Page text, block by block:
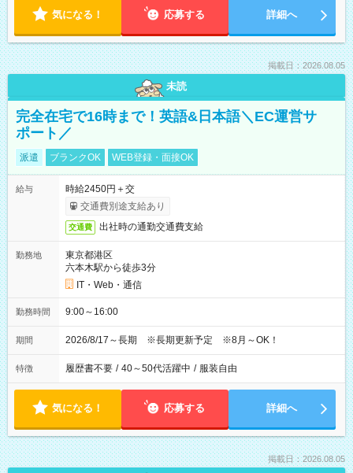
気になる！ 応募する 詳細へ
掲載日：2026.08.05
未読
完全在宅で16時まで！英語&日本語＼EC運営サ
ポート／
派遣 ブランクOK WEB登録・面接OK
給与
時給2450円＋交
交通費別途支給あり
交通費 出社時の通勤交通費支給
勤務地
東京都港区
六本木駅から徒歩3分
IT・Web・通信
勤務時間 9:00～16:00
期間 2026/8/17～長期 ※長期更新予定 ※8月～OK！
特徴 履歴書不要 / 40～50代活躍中 / 服装自由
気になる！ 応募する 詳細へ
掲載日：2026.08.05